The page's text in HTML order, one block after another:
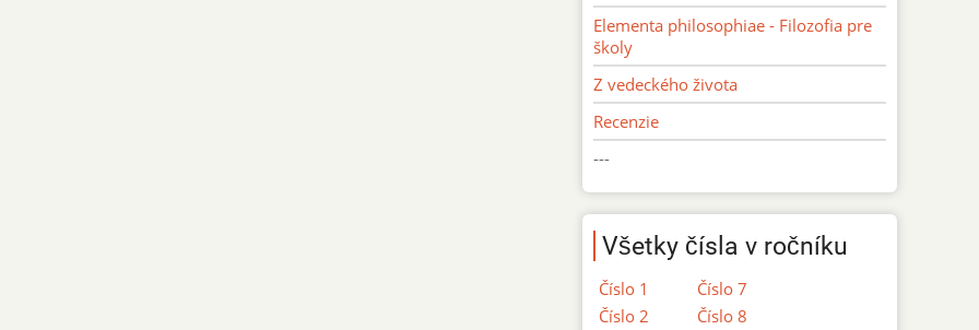
Elementa philosophiae - Filozofia pre
školy
Z vedeckého života
Recenzie
---
Všetky čísla v ročníku
Číslo 1
Číslo 2
Číslo 7
Číslo 8